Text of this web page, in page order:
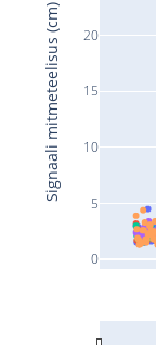
0
5
10
15
20
Signaali mitmeteelisus (cm)